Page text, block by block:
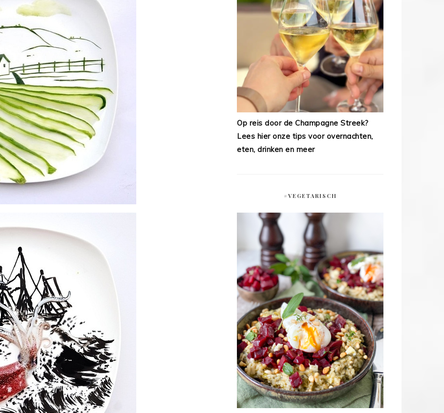
Op reis door de Champagne Streek?
Lees hier onze tips voor overnachten,
eten, drinken en meer
#VEGETARISCH